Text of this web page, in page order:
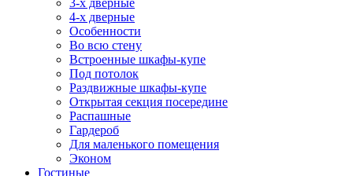
3-х дверные
4-х дверные
Особенности
Во всю стену
Встроенные шкафы-купе
Под потолок
Раздвижные шкафы-купе
Открытая секция посередине
Распашные
Гардероб
Для маленького помещения
Эконом
Гостиные